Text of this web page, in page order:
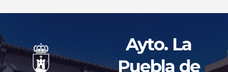
Ayto. La
Puebla de